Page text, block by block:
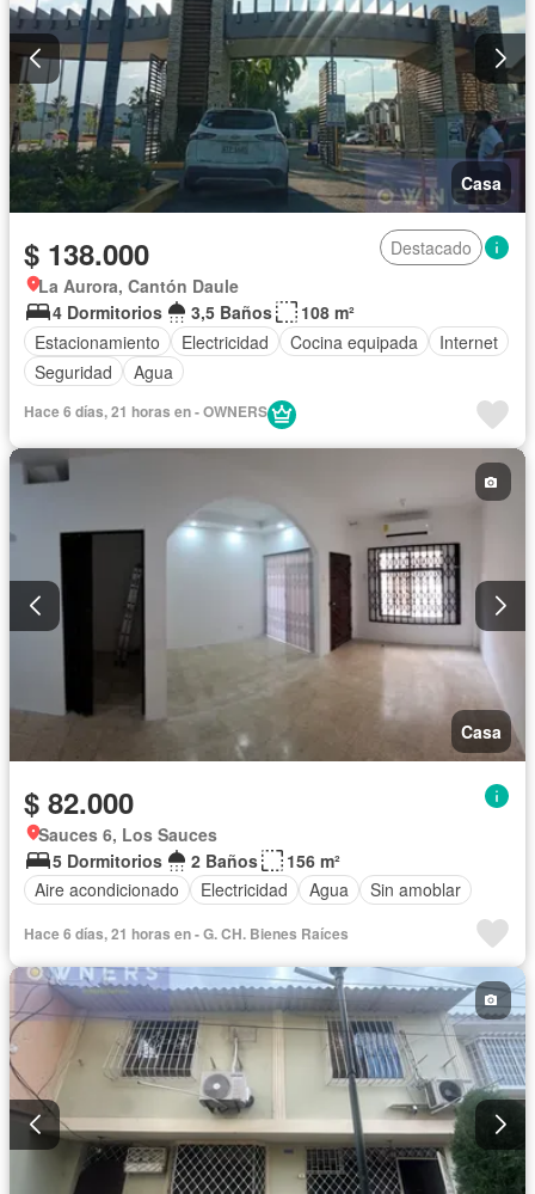
Casa
$ 138.000
Destacado
La Aurora, Cantón Daule
4 Dormitorios
3,5 Baños
108 m²
Estacionamiento
Electricidad Cocina equipada
Internet
Seguridad
Agua
Hace 6 días, 21 horas en - OWNERS
Casa
$ 82.000
Sauces 6, Los Sauces
5 Dormitorios
2 Baños
156 m²
Aire acondicionado
Electricidad Agua Sin amoblar
Hace 6 días, 21 horas en - G. CH. Bienes Raíces